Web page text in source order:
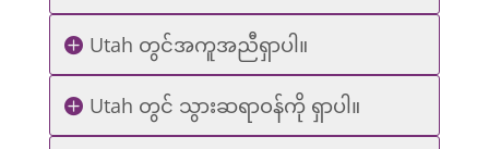
Utah တွင်အကူအညီရှာပါ။
Utah တွင် သွားဆရာဝန်ကို ရှာပါ။